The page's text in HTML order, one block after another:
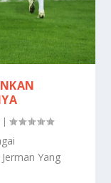
|
Yang